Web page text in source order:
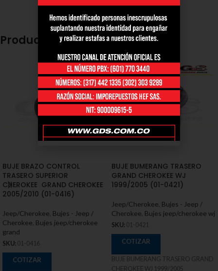
Productos relacionados
BUJE BRAZO CONTROL
TRASERO SUPERIOR
CHEROKEE GRAND CHEROKEE
2005/2010 (01-0416)
Jeep/Cherokee Bujes - Jeep /
Cherokee Bujes jeep/cherokee
grand
SKU: 01-0416
COTIZAR
BUJE BUMERANG TRASERO
GRAND CHEROKEE WJ
1999/2005 (01-0421)
Jeep/Cherokee Bujes - Jeep /
Cherokee Bujes jeep/cherokee wj
SKU: 01-0421
COTIZAR
BUJE BUMERANG TRASERO GRAND
CHEROKEE WJ 1999/2005